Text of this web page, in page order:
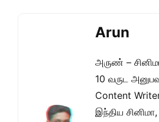
Arun
அருண் –
10 வருட
Content
இந்திய